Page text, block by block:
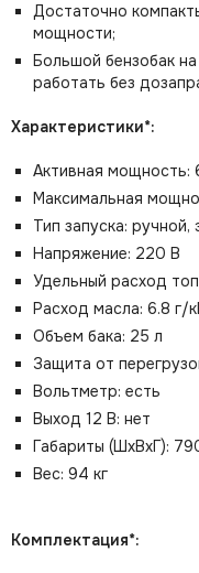
Достаточно
мощности;
Большой бензобак
работать без
Характеристики*:
Активная мощность:
Максимальная
Тип запуска: ручной,
Напряжение: 220 В
Удельный расход
Расход масла: 6.8 г/
Объем бака: 25 л
Защита от
Вольтметр: есть
Выход 12 В: нет
Габариты (ШхВхГ):
Вес: 94 кг
Комплектация*: